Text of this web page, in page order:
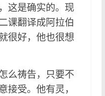
这是确实的。现
课翻译成阿拉伯
很好，他也很想
么祷告，只要不
接受。他有灵，